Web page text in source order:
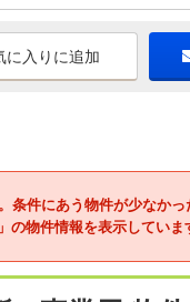
に入りに追加
条件にあう物件が少なかっ
の物件情報を表示していま